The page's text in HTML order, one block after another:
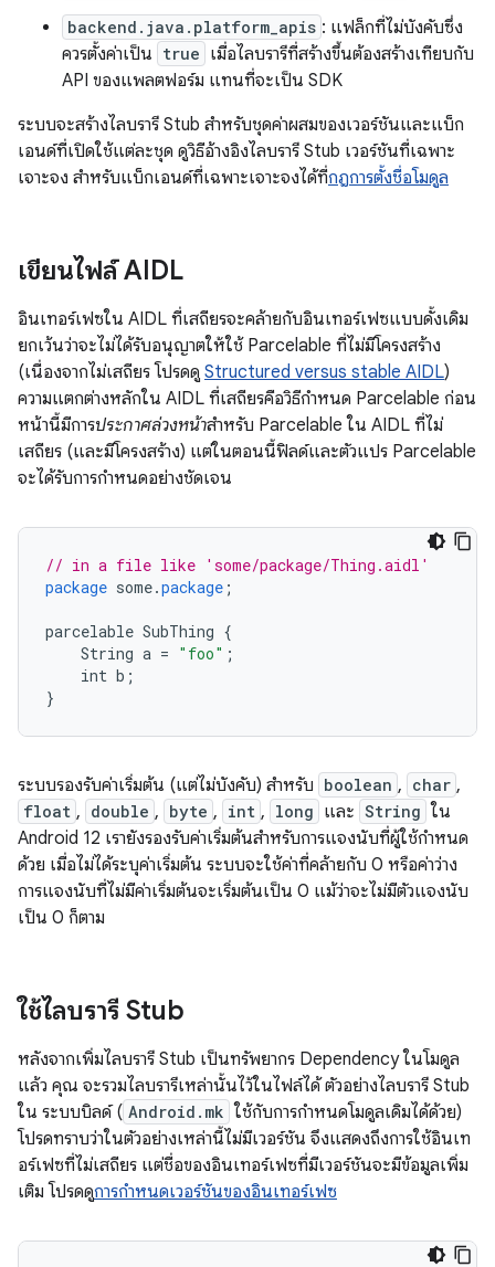
backend.java.platform_apis : แฟล็กที่ไม่บังคับซึ่ง
ควรตั้งค่าเป็น true เมื่อไลบรารีที่สร้างขึ้นต้องสร้างเทียบกับ
API ของแพลตฟอร์ม แทนที่จะเป็น SDK
ระบบจะสร้างไลบรารี Stub สำหรับชุดค่าผสมของเวอร์ชันและแบ็ก
เอนด์ที่เปิดใช้แต่ละชุด ดูวิธีอ้างอิงไลบรารี Stub เวอร์ชันที่เฉพาะ
เจาะจง สำหรับแบ็กเอนด์ที่เฉพาะเจาะจงได้ที่กฎการตั้งชื่อโมดูล
เขียนไฟล์ AIDL
อินเทอร์เฟซใน AIDL ที่เสถียรจะคล้ายกับอินเทอร์เฟซแบบดั้งเดิม
ยกเว้นว่าจะไม่ได้รับอนุญาตให้ใช้ Parcelable ที่ไม่มีโครงสร้าง
(เนื่องจากไม่เสถียร โปรดดู Structured versus stable AIDL)
ความแตกต่างหลักใน AIDL ที่เสถียรคือวิธีกำหนด Parcelable ก่อน
หน้านี้มีการประกาศล่วงหน้าสำหรับ Parcelable ใน AIDL ที่ไม่
เสถียร (และมีโครงสร้าง) แต่ในตอนนี้ฟิลด์และตัวแปร Parcelable
จะได้รับการกำหนดอย่างชัดเจน
// in a file like 'some/package/Thing.aidl'
package some.package ;
parcelable SubThing {
String a = "foo" ;
int b ;
}
ระบบรองรับค่าเริ่มต้น (แต่ไม่บังคับ) สำหรับ boolean , char ,
float , double , byte , int , long และ String ใน
Android 12 เรายังรองรับค่าเริ่มต้นสำหรับการแจงนับที่ผู้ใช้กำหนด
ด้วย เมื่อไม่ได้ระบุค่าเริ่มต้น ระบบจะใช้ค่าที่คล้ายกับ 0 หรือค่าว่าง
การแจงนับที่ไม่มีค่าเริ่มต้นจะเริ่มต้นเป็น 0 แม้ว่าจะไม่มีตัวแจงนับ
เป็น 0 ก็ตาม
ใช้ไลบรารี Stub
หลังจากเพิ่มไลบรารี Stub เป็นทรัพยากร Dependency ในโมดูล
แล้ว คุณ จะรวมไลบรารีเหล่านั้นไว้ในไฟล์ได้ ตัวอย่างไลบรารี Stub
ใน ระบบบิลด์ ( Android.mk ใช้กับการกําหนดโมดูลเดิมได้ด้วย)
โปรดทราบว่าในตัวอย่างเหล่านี้ไม่มีเวอร์ชัน จึงแสดงถึงการใช้อินเท
อร์เฟซที่ไม่เสถียร แต่ชื่อของอินเทอร์เฟซที่มีเวอร์ชันจะมีข้อมูลเพิ่ม
เติม โปรดดูการกำหนดเวอร์ชันของอินเทอร์เฟซ